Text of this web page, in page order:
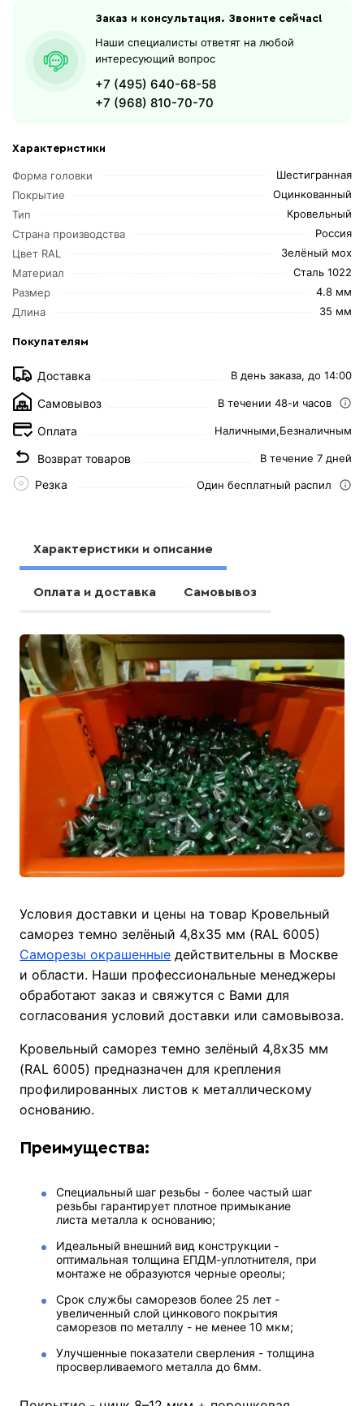
Характеристики
Форма головки
Шестигранная
Покрытие
Оцинкованный
Тип
Кровельный
Страна производства
Россия
Цвет RAL
Зелёный мох
Материал
Сталь 1022
Размер
4.8 мм
Длина
35 мм
Покупателям
Доставка В день заказа, до 14:00
Самовывоз В течении 48-и часов
Оплата Наличными,Безналичным
Возврат товаров В течение 7 дней
Резка Один бесплатный распил
Заказ и консультация. Звоните сейчас!
Наши специалисты ответят на любой
интересующий вопрос
+7 (495) 640-68-58
+7 (968) 810-70-70
Характеристики и описание
Оплата и доставка Самовывоз
Условия доставки и цены на товар Кровельный
саморез темно зелёный 4,8х35 мм (RAL 6005)
Саморезы окрашенные действительны в Москве
и области. Наши профессиональные менеджеры
обработают заказ и свяжутся с Вами для
согласования условий доставки или самовывоза.
Кровельный саморез темно зелёный 4,8х35 мм
(RAL 6005) предназначен для крепления
профилированных листов к металлическому
основанию.
Преимущества:
Специальный шаг резьбы - более частый шаг
резьбы гарантирует плотное примыкание
листа металла к основанию;
Идеальный внешний вид конструкции -
оптимальная толщина ЕПДМ-уплотнителя, при
монтаже не образуются черные ореолы;
Срок службы саморезов более 25 лет -
увеличенный слой цинкового покрытия
саморезов по металлу - не менее 10 мкм;
Улучшенные показатели сверления - толщина
просверливаемого металла до 6мм.